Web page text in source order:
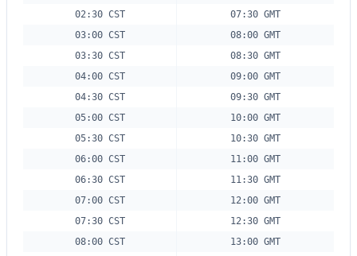
02:30 CST
07:30 GMT
03:00 CST
08:00 GMT
03:30 CST
08:30 GMT
04:00 CST
09:00 GMT
04:30 CST
09:30 GMT
05:00 CST
10:00 GMT
05:30 CST
10:30 GMT
06:00 CST
11:00 GMT
06:30 CST
11:30 GMT
07:00 CST
12:00 GMT
07:30 CST
12:30 GMT
08:00 CST
13:00 GMT